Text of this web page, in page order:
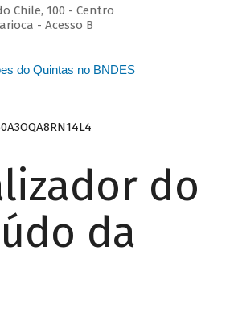
Chile, 100 - Centro
- Acesso B
do Quintas no BNDES
do
da